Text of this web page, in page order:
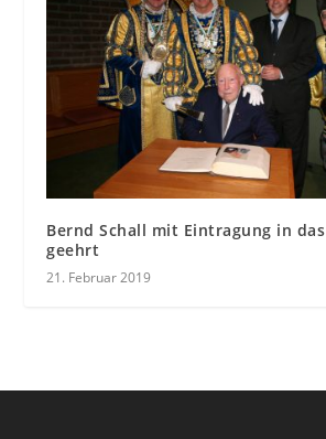
Bernd Schall mit Eintragung in
geehrt
21. Februar 2019